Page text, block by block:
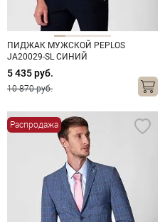
ПИДЖАК МУЖСКОЙ PEPLOS
JA20029-SL СИНИЙ
5 435 руб.
10 870 руб.
Распродажа